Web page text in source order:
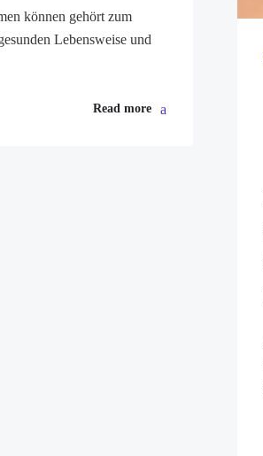
können gehört zum
Lebensweise und
Read more